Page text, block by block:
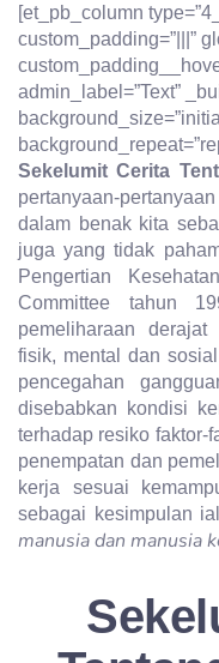
[et_pb_column
custom_padding=”|||”
admin_label=”Text”
Sekelumit Cerita
pertanyaan-
dalam benak kita
juga yang tidak
Pengertian
Committee tahun
pemeliharaan
fisik, mental dan
pencegahan
disebabkan kondisi
terhadap resiko faktor-
penempatan dan
kerja sesuai
sebagai kesimpulan
manusia dan manusia